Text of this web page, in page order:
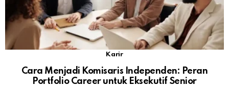
Karir
Cara Menjadi Komisaris Independen: Peran
Portfolio Career untuk Eksekutif Senior